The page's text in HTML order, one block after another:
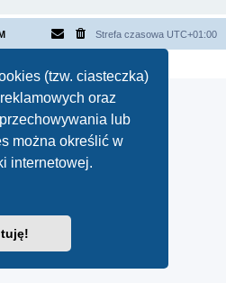
(tzw. ciasteczka)
oraz
lub
można określić w
internetowej.
Strefa czasowa UTC+01:00
dostarcza
phpBB.pl